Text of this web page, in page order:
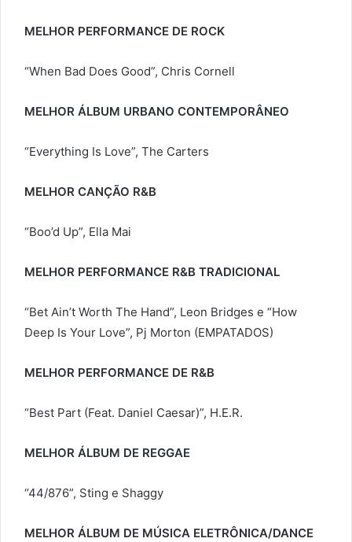
MELHOR PERFORMANCE DE ROCK
“When Bad Does Good”, Chris Cornell
MELHOR ÁLBUM URBANO CONTEMPORÂNEO
“Everything Is Love”, The Carters
MELHOR CANÇÃO R&B
“Boo’d Up”, Ella Mai
MELHOR PERFORMANCE R&B TRADICIONAL
“Bet Ain’t Worth The Hand”, Leon Bridges e “How
Deep Is Your Love”, Pj Morton (EMPATADOS)
MELHOR PERFORMANCE DE R&B
“Best Part (Feat. Daniel Caesar)”, H.E.R.
MELHOR ÁLBUM DE REGGAE
“44/876”, Sting e Shaggy
MELHOR ÁLBUM DE MÚSICA ELETRÔNICA/DANCE